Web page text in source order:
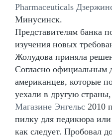
Pharmaceuticals
Минусинск.
Представителям банка
изучения новых
Жолудова приняла
Согласно официальным
американцев, которые
уехали в другую
Магазине Энгельс 2010
пилку для педикюра
как следует. Пробовал